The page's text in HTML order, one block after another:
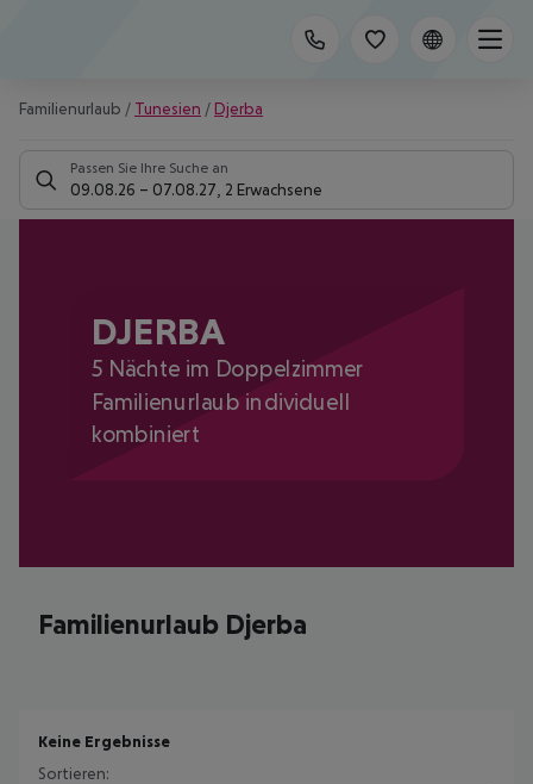
Familienurlaub / Tunesien / Djerba
Passen Sie Ihre Suche an
09.08.26 – 07.08.27 2 Erwachsene
DJERBA
5 Nächte im Doppelzimmer
Familienurlaub individuell
kombiniert
Familienurlaub Djerba
Keine Ergebnisse
Sortieren: